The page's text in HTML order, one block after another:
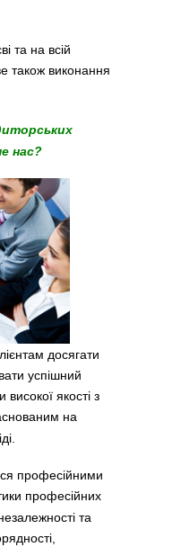
та на всій
також виконання
нас?
досягати
успішний
якості з
на
професійними
професійних
та